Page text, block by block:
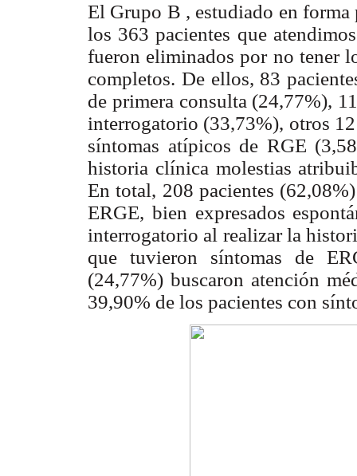
El Grupo B , estudiado en
los 363 pacientes que
fueron eliminados por no tener
completos. De ellos, 83
de primera consulta (24,77%),
interrogatorio (33,73%), otros
síntomas atípicos de RGE
historia clínica molestias
En total, 208 pacientes
ERGE, bien expresados
interrogatorio al realizar la
que tuvieron síntomas de
(24,77%) buscaron atención
39,90% de los pacientes con